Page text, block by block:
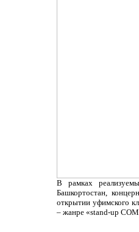
В рамках
Башкортостан,
открытии уфимского
– жанре «stand-up